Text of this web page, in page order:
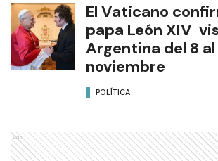
El Vaticano
papa León XIV
Argentina del 8 al
noviembre
POLÍTICA
Ads